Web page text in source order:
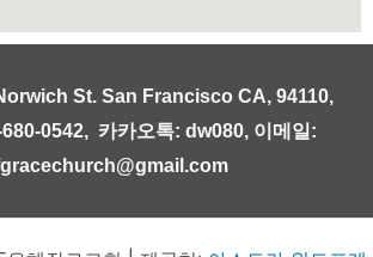
St. San Francisco CA, 94110,
0542, 카카오톡: dw080, 이메일: